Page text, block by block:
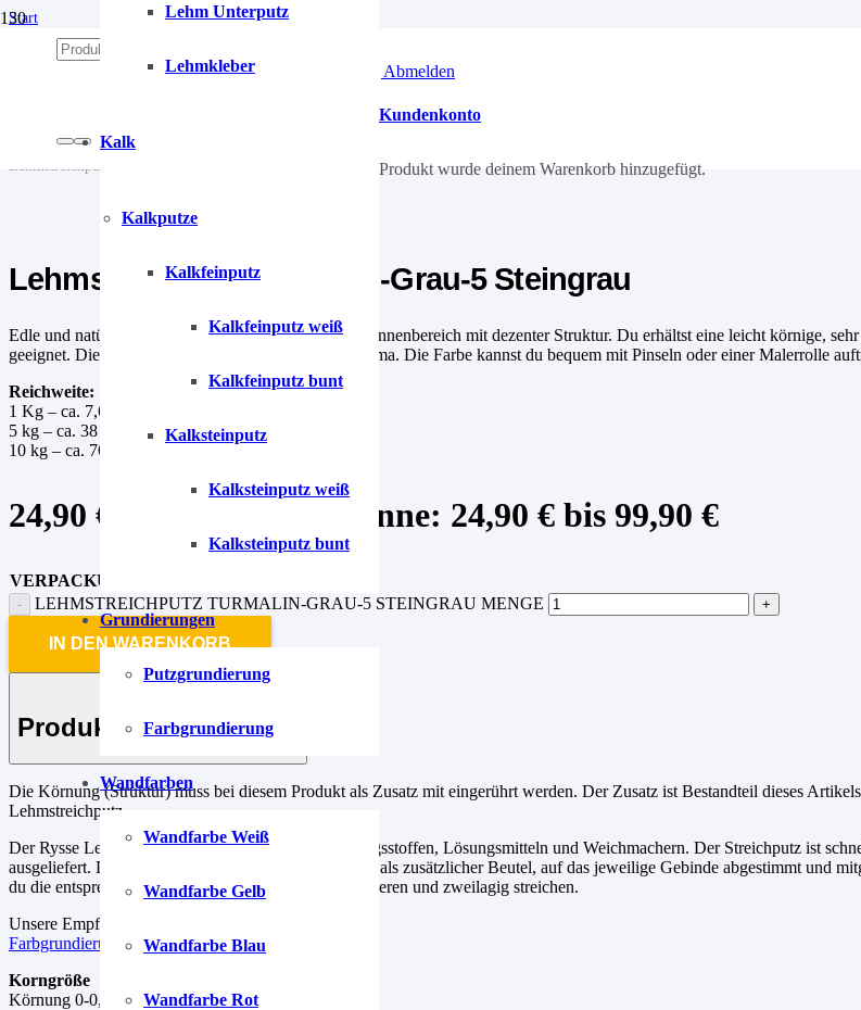
Anmelden | Abmelden
Lehm Unterputz
Lehmkleber
Kalk
Kalkputze
Kalkfeinputz
Kalkfeinputz weiß
Kalkfeinputz bunt
Kalksteinputz
Kalksteinputz weiß
Kalksteinputz bunt
Grundierungen
Putzgrundierung
Farbgrundierung
Wandfarben
Wandfarbe Weiß
Wandfarbe Gelb
Wandfarbe Blau
Wandfarbe Rot
Kundenkonto
Produkt wurde deinem Warenkorb hinzugefügt.
Start
Lehmstreichputz Turmalin-Grau-5 Steingrau
Edle und natürliche Wand- und Deckenfarbe für den Innenbereich mit dezenter Struktur. Du erhältst eine leicht körnige,
geeignet. Die beste Lösung für ein gesundes Raumklima. Die Farbe kannst du bequem mit Pinseln oder einer Malerrolle
Reichweite:
1 Kg – ca. 7,6 m²
5 kg – ca. 38 m²
10 kg – ca. 76 m²
24,90 € Preisspanne: 24,90 € bis 99,90 €
VERPACKUNG
LEHMSTREICHPUTZ TURMALIN-GRAU-5 STEINGRAU MENGE
IN DEN WARENKORB
Produkt-Beschreibung
Die Körnung (Struktur) muss bei diesem Produkt als Zusatz mit eingerührt werden. Der Zusatz ist Bestandteil dieses
Lehmstreichputz.
Der Rysse Lehmstreichputz ist frei von Konservierungsstoffen, Lösungsmitteln und Weichmachern. Der Streichputz ist
ausgeliefert. Die fertigen Pigmentmischungen werden als zusätzlicher Beutel, auf das jeweilige Gebinde abgestimmt und
du die entsprechende Wand oder Decke vorher grundieren und zweilagig streichen.
Unsere Empfehlung für die Grundierung.
Farbgrundierung
Korngröße
Körnung 0-0,5 mm, gut deckend